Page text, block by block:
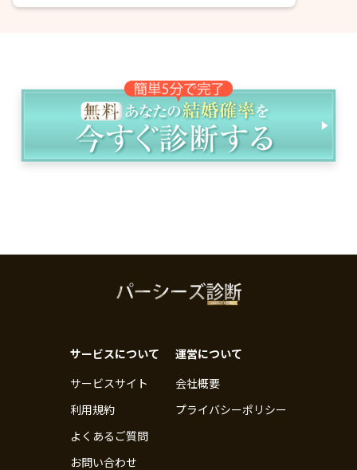
サービスについて
サービスサイト
利用規約
よくあるご質問
お問い合わせ
運営について
会社概要
プライバシーポリシー